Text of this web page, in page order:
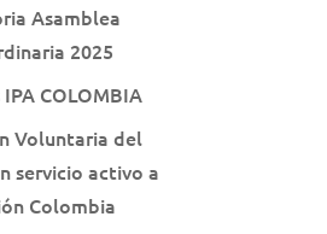
Asamblea
2025
COLOMBIA
Voluntaria del
servicio activo a
Colombia